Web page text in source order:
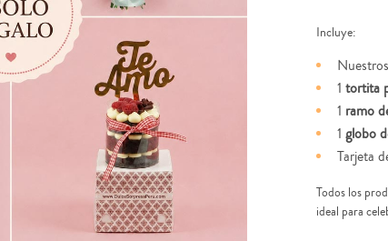
Incluye:
1 tortita
1 ramo
1 globo
Tarjeta
Todos los
ideal para